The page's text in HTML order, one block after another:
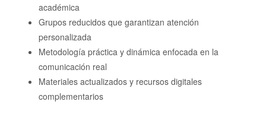
académica
Grupos reducidos que garantizan atención
personalizada
Metodología práctica y dinámica enfocada en la
comunicación real
Materiales actualizados y recursos digitales
complementarios